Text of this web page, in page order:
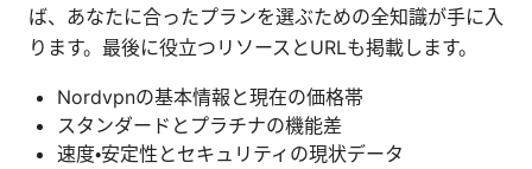
ば、あなたに合ったプランを選ぶための全知識が手に入
ります。最後に役立つリソースとURLも掲載します。
Nordvpnの基本情報と現在の価格帯
スタンダードとプラチナの機能差
速度・安定性とセキュリティの現状データ